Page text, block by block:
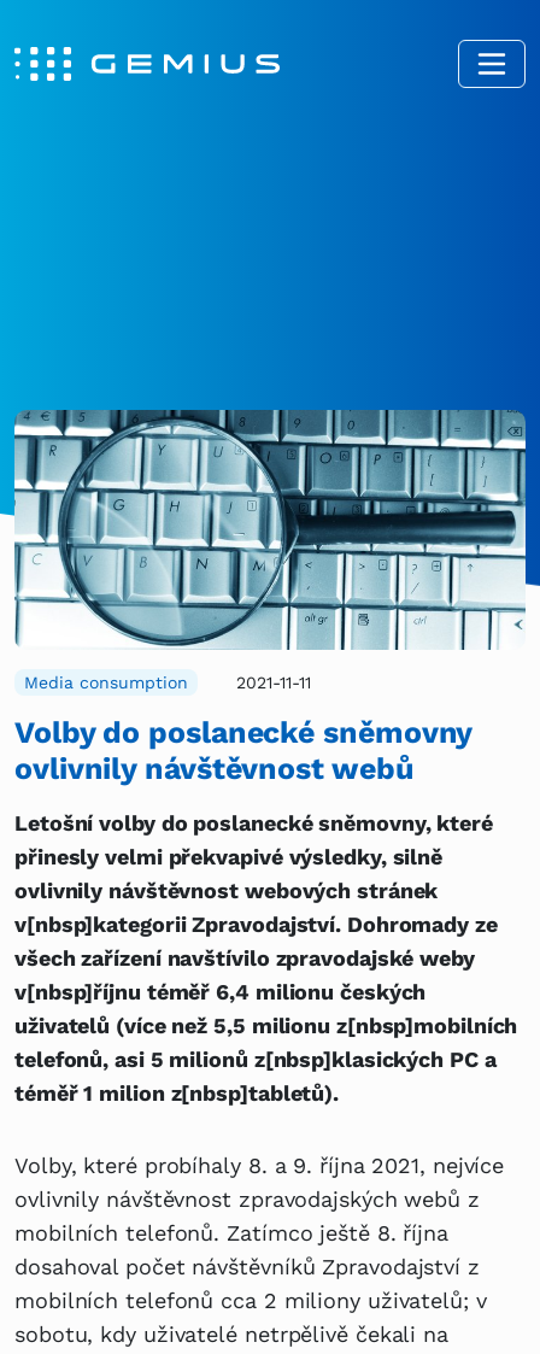
Media consumption 2021-11-11
Volby do poslanecké sněmovny
ovlivnily návštěvnost webů
Letošní volby do poslanecké sněmovny, které
přinesly velmi překvapivé výsledky, silně
ovlivnily návštěvnost webových stránek
v[nbsp]kategorii Zpravodajství. Dohromady ze
všech zařízení navštívilo zpravodajské weby
v[nbsp]říjnu téměř 6,4 milionu českých
uživatelů (více než 5,5 milionu z[nbsp]mobilních
telefonů, asi 5 milionů z[nbsp]klasických PC a
téměř 1 milion z[nbsp]tabletů).
Volby, které probíhaly 8. a 9. října 2021, nejvíce
ovlivnily návštěvnost zpravodajských webů z
mobilních telefonů. Zatímco ještě 8. října
dosahoval počet návštěvníků Zpravodajství z
mobilních telefonů cca 2 miliony uživatelů; v
sobotu, kdy uživatelé netrpělivě čekali na